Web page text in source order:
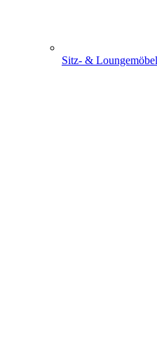
Sitz- & Loungemöbel